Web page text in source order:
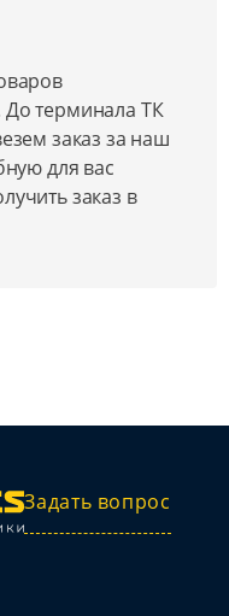
терминала ТК
заказ за наш
для вас
заказ в
Задать вопрос